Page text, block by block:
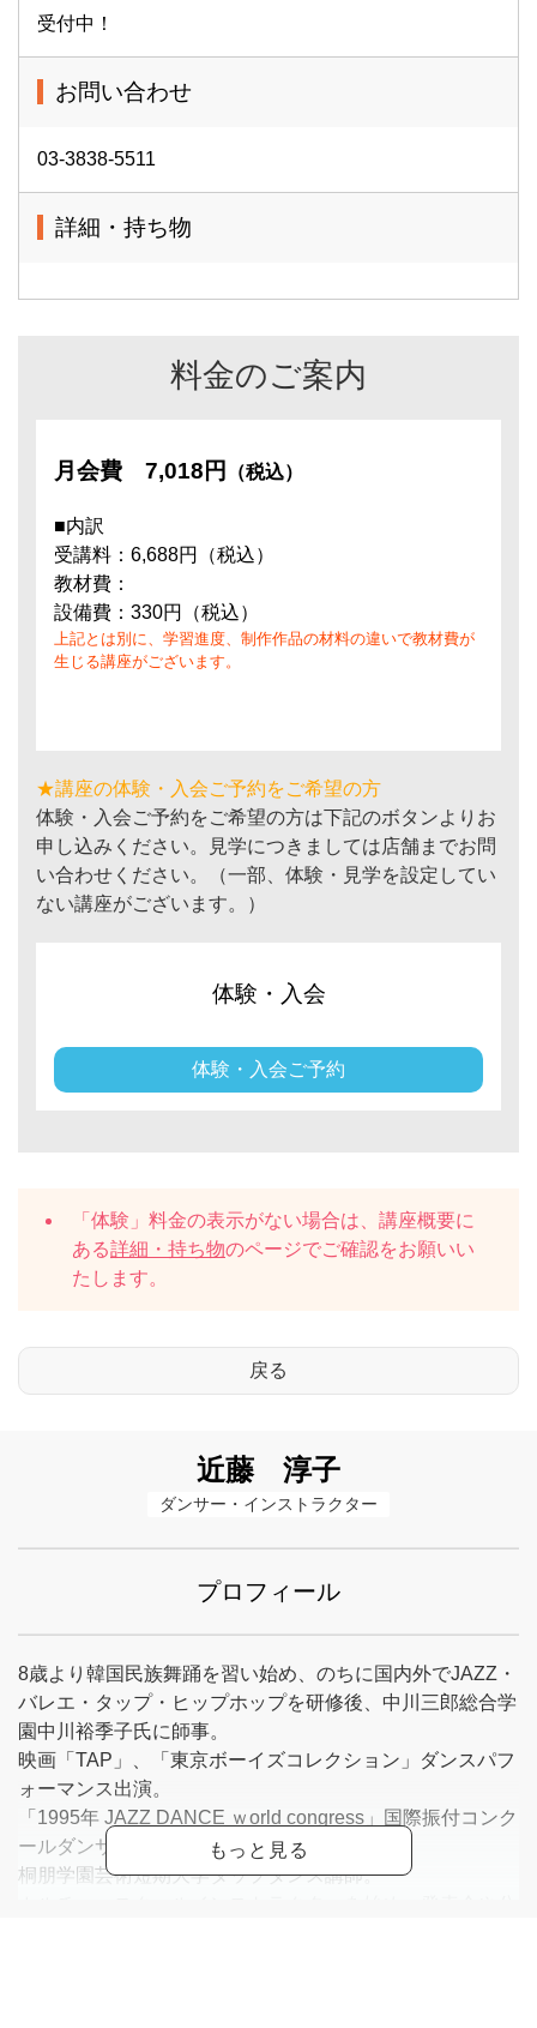
受付中！
お問い合わせ
03-3838-5511
詳細・持ち物
料金のご案内
月会費 7,018円 （税込）
■内訳
受講料：6,688円（税込）
教材費：
設備費：330円（税込）
上記とは別に、学習進度、制作作品の材料の違いで教材費が
生じる講座がございます。
★講座の体験・入会ご予約をご希望の方
体験・入会ご予約をご希望の方は下記のボタンよりお
申し込みください。見学につきましては店舗までお問
い合わせください。（一部、体験・見学を設定してい
ない講座がございます。）
体験・入会
体験・入会ご予約
「体験」料金の表示がない場合は、講座概要に
ある詳細・持ち物のページでご確認をお願いい
たします。
近藤 淳子
ダンサー・インストラクター
プロフィール
8歳より韓国民族舞踊を習い始め、のちに国内外でJAZZ・
バレエ・タップ・ヒップホップを研修後、中川三郎総合学
園中川裕季子氏に師事。
映画「TAP」、「東京ボーイズコレクション」ダンスパフ
ォーマンス出演。
「1995年 JAZZ DANCE ｗorld congress」国際振付コンク
ールダンサーとして出演、優勝。
桐朋学園芸術短期大学タップダンス講師。